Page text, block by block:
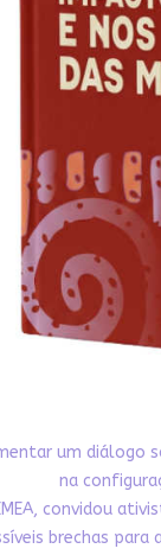
um diálogo
na
convidou
brechas